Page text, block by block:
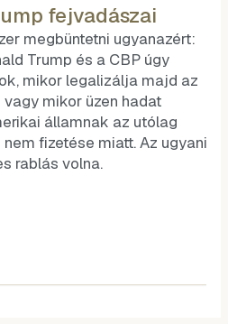
fejvadászai
megbüntetni ugyanazért:
Trump és a CBP úgy
mikor legalizálja majd az
mikor üzen hadat
államnak az utólag
fizetése miatt. Az ugyanis
rablás volna.